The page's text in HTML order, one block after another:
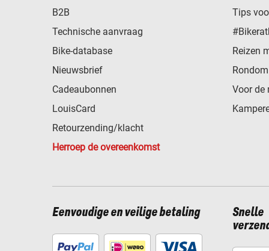
B2B
Technische aanvraag
Bike-database
Nieuwsbrief
Cadeaubonnen
LouisCard
Retourzending/klacht
Herroep de overeenkomst
Tips
Reizen
Voor de
Eenvoudige en veilige betaling
Snelle